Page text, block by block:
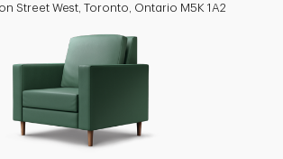
Street West, Toronto, Ontario M5K 1A2